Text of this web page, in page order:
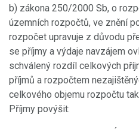
b) zákona 250/2000 Sb, o
územních rozpočtů, ve znění
rozpočet upravuje z důvodu
se příjmy a výdaje navzájem
schválený rozdíl celkových
příjmů a rozpočtem
celkového objemu rozpočtu
Příjmy povýšit: